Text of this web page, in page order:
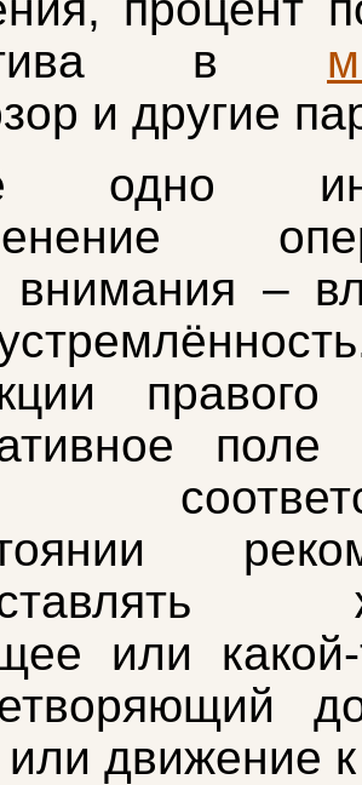
в
и другие
одно
внимания –
поле
или
движение